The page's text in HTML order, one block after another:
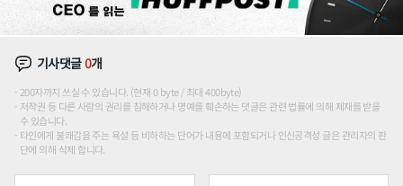
기사댓글0개
200자까지 쓰실 수 있습니다. (현재 0 byte / 최대 400byte)
저작권 등 다른 사람의 권리를 침해하거나 명예를 훼손하는 댓글은 관련 법률에 의해 제재를 받을
수 있습니다.
타인에게 불쾌감을 주는 욕설 등 비하하는 단어가 내용에 포함되거나 인신공격성 글은 관리자의 판
단에 의해 삭제 합니다.